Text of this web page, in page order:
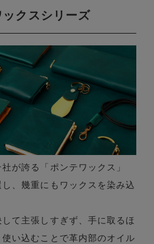
クスシリーズ
が誇る「ポンテワックス」
、幾重にもワックスを染み込
て主張しすぎず、手に取るほ
い込むことで革内部のオイル